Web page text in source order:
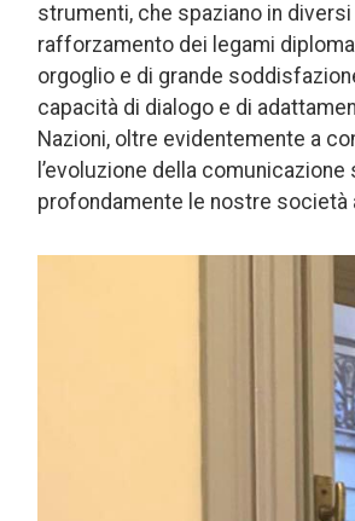
strumenti, che spaziano in
rafforzamento dei legami
orgoglio e di grande
capacità di dialogo e di
Nazioni, oltre evidentemente a
l’evoluzione della
profondamente le nostre società